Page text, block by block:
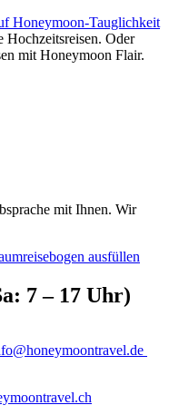
Honeymoon-Tauglichkeit
Hochzeitsreisen. Oder
mit Honeymoon Flair.
mit Ihnen. Wir
ausfüllen
7 – 17 Uhr)